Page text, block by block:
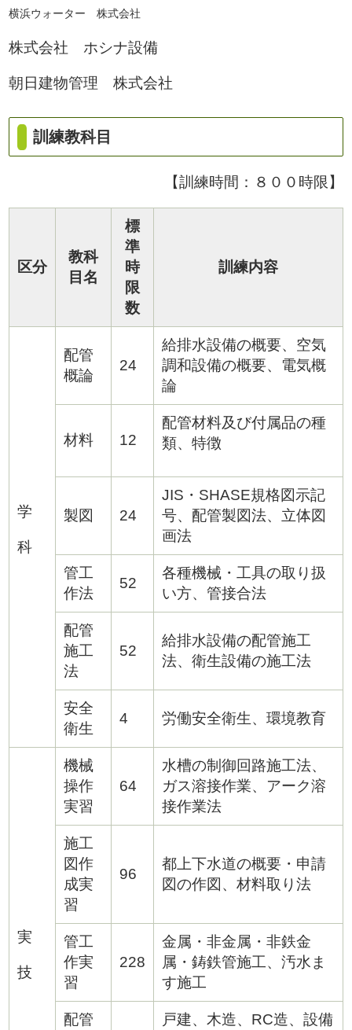
横浜ウォーター 株式会社
株式会社 ホシナ設備
朝日建物管理 株式会社
訓練教科目
【訓練時間：８００時限】
区分
教科
目名
標
準
時
限
数
訓練内容
学
科
配管
概論
24
給排水設備の概要、空気
調和設備の概要、電気概
論
材料 12
配管材料及び付属品の種
類、特徴
製図 24
JIS ・SHASE規格図示記
号、配管製図法、立体図
画法
管工
作法
52
各種機械・工具の取り扱
い方、管接合法
配管
施工
法
52
給排水設備の配管施工
法、衛生設備の施工法
安全
衛生
4 労働安全衛生、環境教育
実
技
機械
操作
実習
64
水槽の制御回路施工法、
ガス溶接作業、アーク溶
接作業法
施工
図作
成実
習
96
都上下水道の概要・申請
図の作図、材料取り法
管工
作実
習
228
金属・非金属・非鉄金
属・鋳鉄管施工、汚水ま
す施工
配管
戸建、木造、RC造、設備